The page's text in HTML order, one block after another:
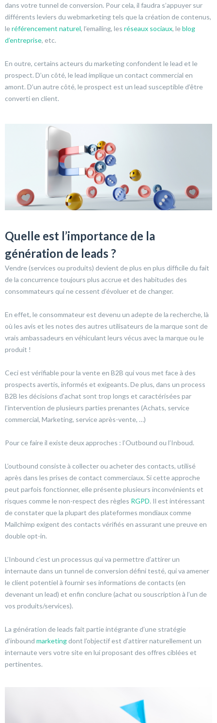
dans votre tunnel de conversion. Pour cela, il faudra s’appuyer sur
différents leviers du webmarketing tels que la création de contenus,
leréférencement naturel, l’emailing, les réseaux sociaux, leblog
d’entreprise, etc.
En outre, certains acteurs du marketing confondent le lead et le
prospect. D’un côté, le lead implique un contact commercial en
amont. D’un autre côté, le prospect est un lead susceptible d’être
converti en client.
Quelle est l’importance de la
génération de leads ?
Vendre (services ou produits) devient de plus en plus difficile du fait
de la concurrence toujours plus accrue et des habitudes des
consommateurs qui ne cessent d’évoluer et de changer.
En effet, le consommateur est devenu un adepte de la recherche, là
où les avis et les notes des autres utilisateurs de la marque sont de
vrais ambassadeurs en véhiculant leurs vécus avec la marque ou le
produit !
Ceci est vérifiable pour la vente en B2B qui vous met face à des
prospects avertis, informés et exigeants. De plus, dans un process
B2B les décisions d’achat sont trop longs et caractérisées par
l’intervention de plusieurs parties prenantes (Achats, service
commercial, Marketing, service après-vente, …)
Pour ce faire il existe deux approches : l’Outbound ou l’Inboud.
L’outbound consiste à collecter ou acheter des contacts, utilisé
après dans les prises de contact commerciaux. Si cette approche
peut parfois fonctionner, elle présente plusieurs inconvénients et
risques comme le non-respect des règles RGPD. Il est intéressant
de constater que la plupart des plateformes mondiaux comme
Mailchimp exigent des contacts vérifiés en assurant une preuve en
double opt-in.
L’Inbound c’est un processus qui va permettre d’attirer un
internaute dans un tunnel de conversion défini testé, qui va amener
le client potentiel à fournir ses informations de contacts (en
devenant un lead) et enfin conclure (achat ou souscription à l’un de
vos produits/services).
La génération de leads fait partie intégrante d’une stratégie
d’inbound marketingdont l’objectif est d’attirer naturellement un
internaute vers votre site en lui proposant des offres ciblées et
pertinentes.